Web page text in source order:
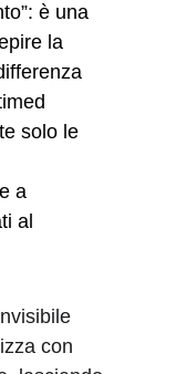
è una
la
solo le
a
al
con